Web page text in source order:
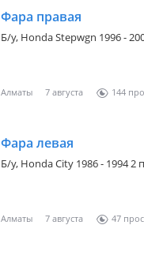
Фара правая
Б/y, Honda Stepwgn 1996 -
Алматы 7 августа 144
Фара левая
Б/y, Honda City 1986 - 1994 2
Алматы 7 августа 47